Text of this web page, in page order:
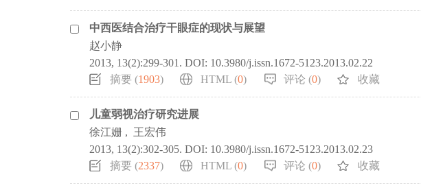
中西医结合治疗干眼症的现状与展望
赵小静
2013, 13(2):299-301. DOI: 10.3980/j.issn.1672-5123.2013.02.22
摘要 (1903) HTML (0) 评论 (0) 收藏
儿童弱视治疗研究进展
徐江姗 , 王宏伟
2013, 13(2):302-305. DOI: 10.3980/j.issn.1672-5123.2013.02.23
摘要 (2337) HTML (0) 评论 (0) 收藏